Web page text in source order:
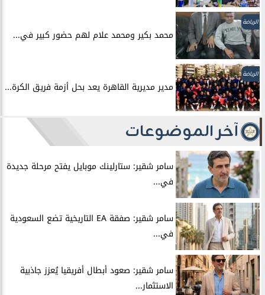
الرياضة
محمد بكير ومحمد علام لهم حضور كبير في...
الرياضة
مدير مديرية القاهرة يعد بحل أزمة فريق الكرة...
آخر الموضوعات
سامر شقير: ستارلينك موبايل يفتح مرحلة جديدة
في...
سامر شقير: صفقة EA التاريخية تضع السعودية
في...
سامر شقير: صعود أبطال أفريقيا يُعزز جاذبية
الاستثمار...